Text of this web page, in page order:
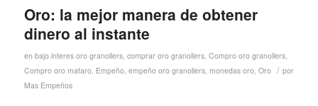
Oro: la mejor manera de obtener
dinero al instante
en bajo interes oro granollers, comprar oro granollers, Compro oro granollers,
Compro oro mataro, Empeño, empeño oro granollers, monedas oro, Oro / por
Mas Empeños